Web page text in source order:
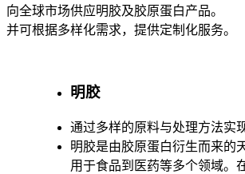
向全球市场供应明胶及胶原蛋白产品。
并可根据多样化需求，提供定制化服务。
明胶
通过多样的原料与处理方法实
明胶是由胶原蛋白衍生而来的
用于食品到医药等多个领域。